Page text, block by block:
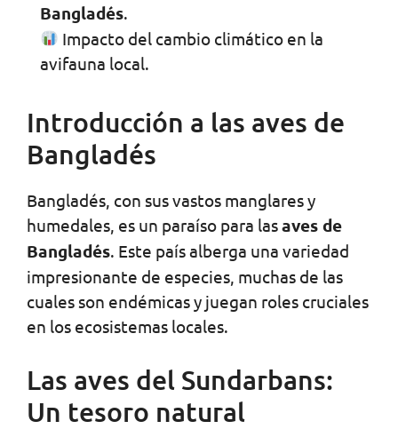
Bangladés.
Impacto del cambio climático en la
avifauna local.
Introducción a las aves de
Bangladés
Bangladés, con sus vastos manglares y
humedales, es un paraíso para lasaves de
Bangladés. Este país alberga una variedad
impresionante de especies, muchas de las
cuales son endémicas y juegan roles cruciales
en los ecosistemas locales.
Las aves del Sundarbans:
Un tesoro natural